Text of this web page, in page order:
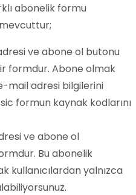
abonelik formu
mevcuttur;
ve abone ol butonu
formdur. Abone olmak
mail adresi bilgilerini
formun kaynak kodlarını
ve abone ol
Bu abonelik
kullanıcılardan yalnızca